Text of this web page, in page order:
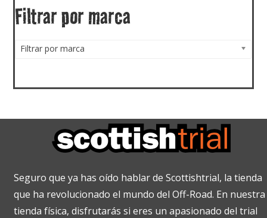
Filtrar por marca
Filtrar por marca
Seguro que ya has oído hablar de Scottishtrial, la tienda
que ha revolucionado el mundo del Off-Road. En nuestra
tienda física, disfrutarás si eres un apasionado del trial